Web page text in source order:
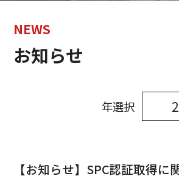
NEWS
お知らせ
年選択
【お知らせ】SPC認証取得に